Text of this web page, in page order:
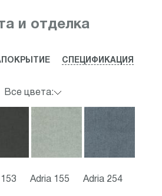
и отделка
ПОКРЫТИЕ СПЕЦИФИКАЦИЯ
Все цвета:
Adria 155 Adria 254